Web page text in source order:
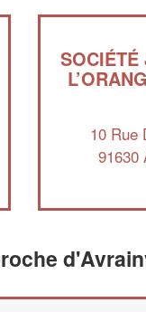
SOCIÉTÉ
10 Rue
91630